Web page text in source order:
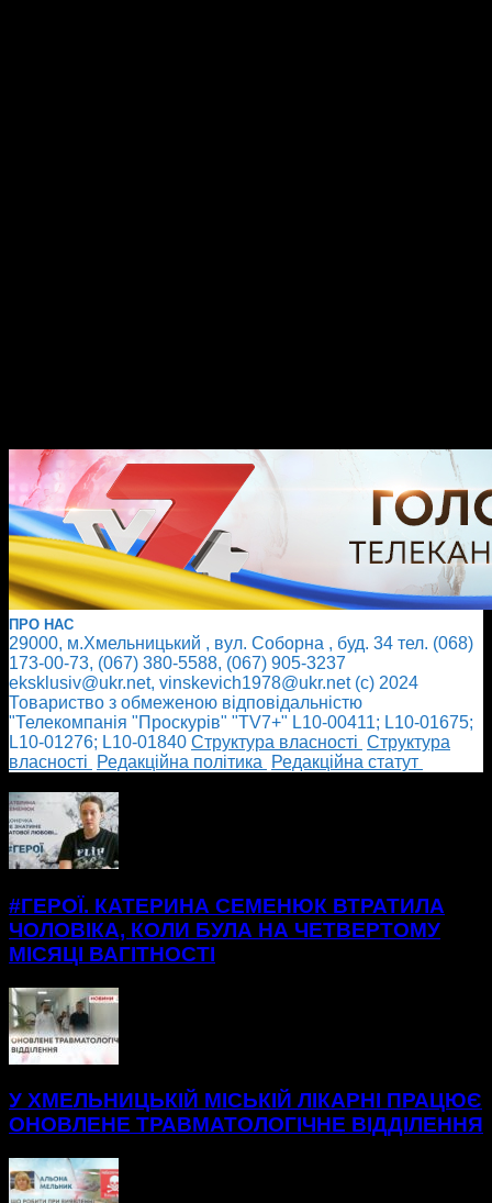
ПРО НАС
29000, м.Хмельницький , вул. Соборна , буд. 34 тел. (068)
173-00-73, (067) 380-5588, (067) 905-3237
eksklusiv@ukr.net, vinskevich1978@ukr.net (с) 2024
Товариство з обмеженою відповідальністю
"Телекомпанія "Проскурів" "TV7+" L10-00411; L10-01675;
L10-01276; L10-01840 Cтруктура власності Cтруктура
власності
Редакційна політика
Редакційна статут
#ГЕРОЇ. КАТЕРИНА СЕМЕНЮК ВТРАТИЛА
ЧОЛОВІКА, КОЛИ БУЛА НА ЧЕТВЕРТОМУ
МІСЯЦІ ВАГІТНОСТІ
У ХМЕЛЬНИЦЬКІЙ МІСЬКІЙ ЛІКАРНІ ПРАЦЮЄ
ОНОВЛЕНЕ ТРАВМАТОЛОГІЧНЕ ВІДДІЛЕННЯ